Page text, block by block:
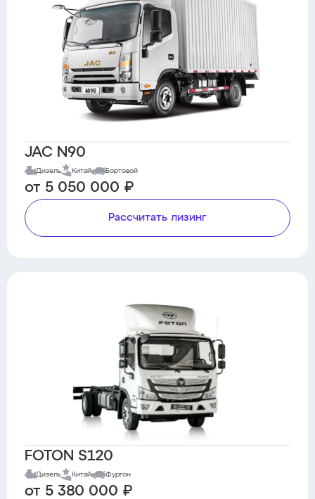
JAC N90
Дизель Китай Бортовой
от 5 050 000 ₽
Рассчитать лизинг
FOTON S120
Дизель Китай Фургон
от 5 380 000 ₽